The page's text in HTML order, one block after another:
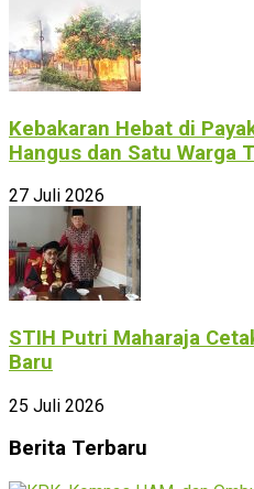
Kebakaran Hebat di
Hangus dan Satu Warga
27 Juli 2026
STIH Putri Maharaja
Baru
25 Juli 2026
Berita Terbaru